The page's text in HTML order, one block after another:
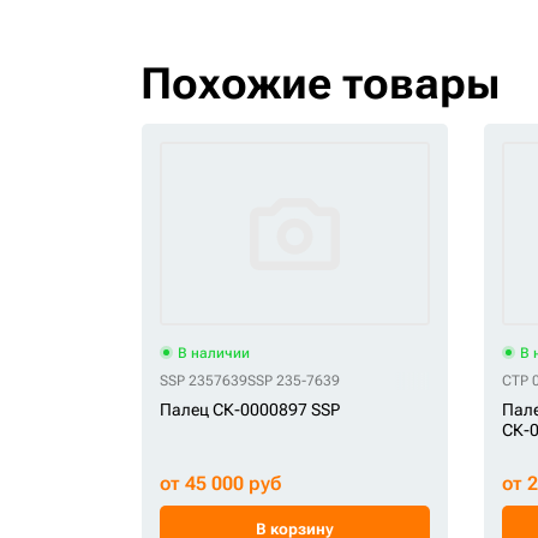
Похожие товары
В наличии
SSP 2357639SSP 235-7639
Палец СК-0000897 SSP
от 45 000 руб
В корзину
В
CTP
СК-
от